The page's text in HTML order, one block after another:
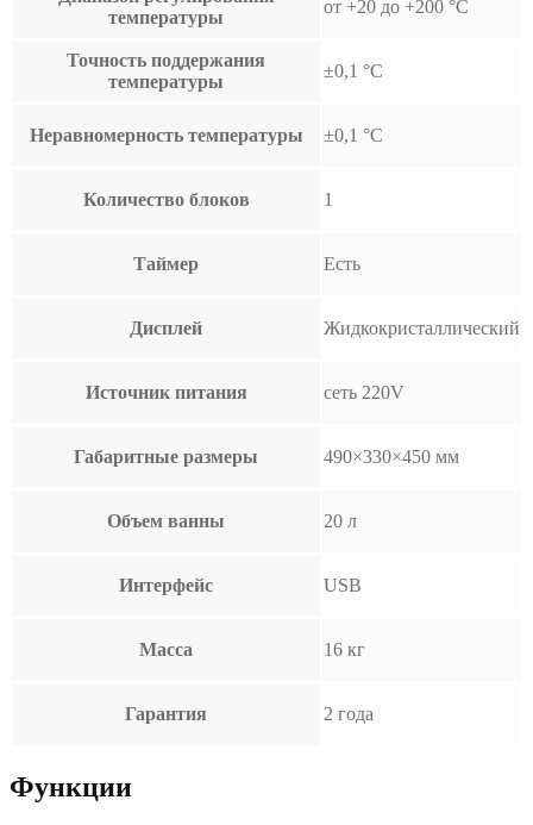
температуры
от +20 до +200 °С
Точность поддержания
температуры
±0,1 °С
Неравномерность температуры ±0,1 °C
Количество блоков 1
Таймер Есть
Дисплей Жидкокристаллический
Источник питания сеть 220V
Габаритные размеры 490×330×450 мм
Объем ванны 20 л
Интерфейс USB
Масса 16 кг
Гарантия 2 года
Функции